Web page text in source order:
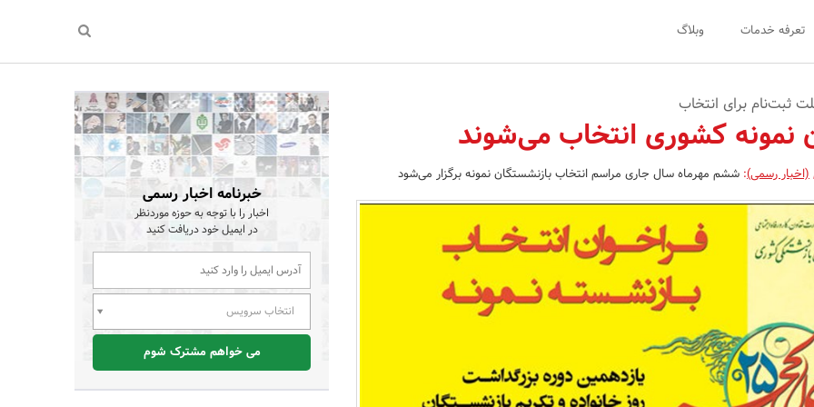
تعرفه خدمات وبلاگ
نمونه کشوری انتخاب می‌شوند
,(اخبار رسمی): ششم مهرماه سال جاری مراسم انتخاب ‏بازنشستگان نمونه برگزار می‌شود
خبرنامه اخبار رسمی
اخبار را با توجه به حوزه موردنظر
در ایمیل خود دریافت کنید
انتخاب سرویس
می خواهم مشترک شوم